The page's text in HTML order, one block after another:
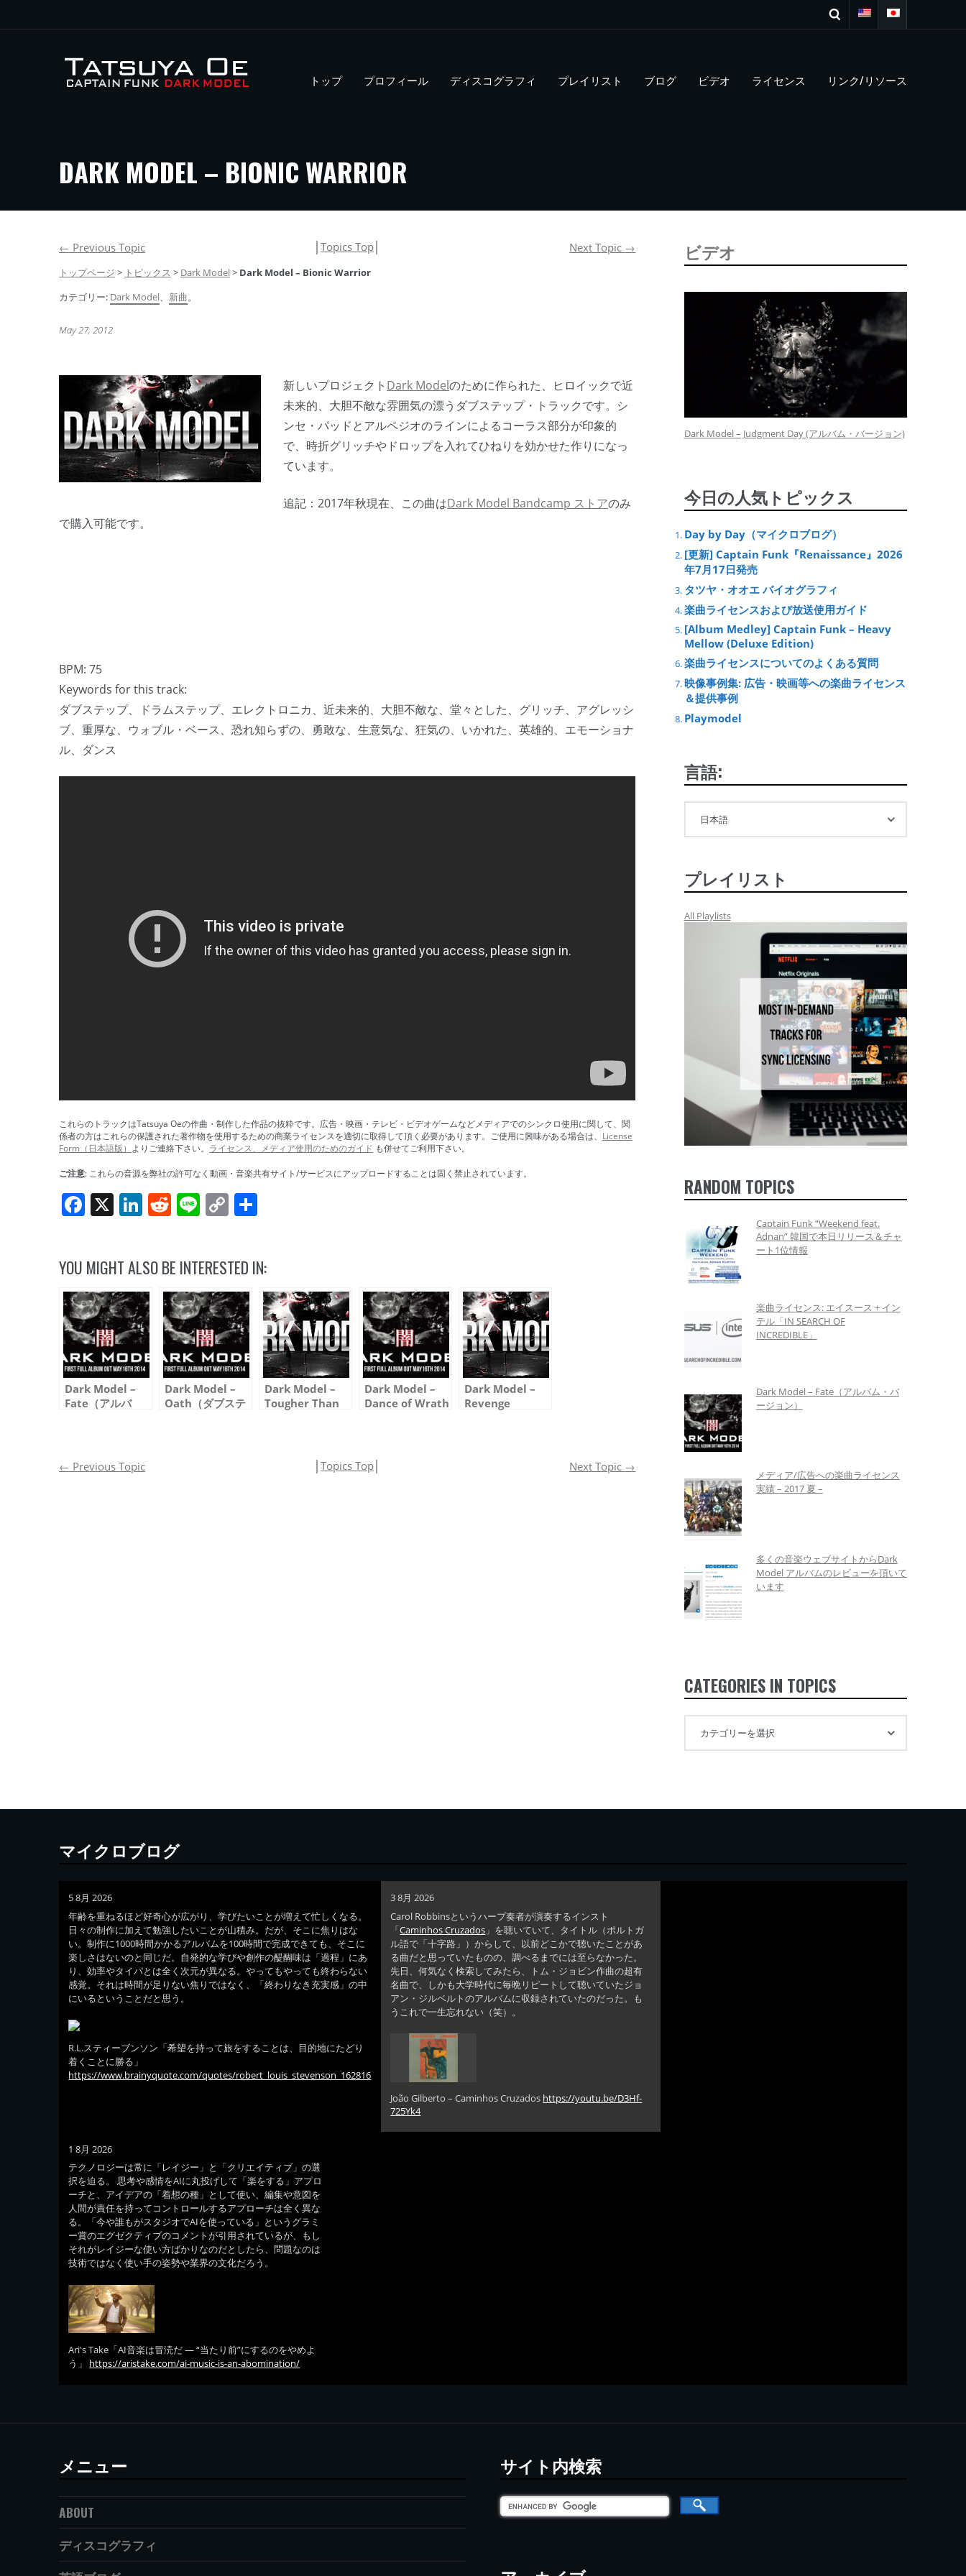
トップ プロフィール ディスコグラフィ プレイリスト ブログ ビデオ ライセンス リンク/リソース
DARK MODEL – BIONIC WARRIOR
← Previous Topic │Topics Top Next Topic →
トップページ > トピックス > Dark Model> Dark Model – Bionic Warrior
カテゴリー: Dark Model、 新曲。
May 27, 2012
新しいプロジェクト Dark Modelのために作られた、ヒロイックで近
未来的、大胆不敵な雰囲気の漂うダブステップ・トラックです。シ
ンセ・パッドとアルペジオのラインによるコーラス部分が印象的
で、時折グリッチやドロップを入れてひねりを効かせた作りになっ
ています。
追記：2017年秋現在、この曲はDark Model Bandcamp ストアのみ
で購入可能です。
BPM: 75
Keywords for this track:
ダブステップ、ドラムステップ、エレクトロニカ、近未来的、大胆不敵な、堂々とした、グリッチ、アグレッシ
ブ、重厚な、ウォブル・ベース、恐れ知らずの、勇敢な、生意気な、狂気の、いかれた、英雄的、エモーショナ
ル、ダンス
これらのトラックはTatsuya Oeの作曲・制作した作品の抜粋です。広告・映画・テレビ・ビデオゲームなどメディアでのシンクロ使用に関して、関
係者の方はこれらの保護された著作物を使用するための商業ライセンスを適切に取得して頂く必要があります。ご使用に興味がある場合は、 License
Form（日本語版） よりご連絡下さい。 ライセンス、メディア使用のためのガイド も併せてご利用下さい。
ご注意: これらの音源を弊社の許可なく動画・音楽共有サイト/サービスにアップロードすることは固く禁止されています。
Facebook
X LinkedIn
Reddit
LineCopy
YOU MIGHT ALSO BE INTERESTED IN:
Dark Model –
Fate（アルバ
Dark Model –
Oath（ダブステ
Dark Model –
Tougher Than
Dark Model –
Dance of Wrath
Dark Model –
Revenge
← Previous Topic │Topics Top Next Topic →
ビデオ
Dark Model – Judgment Day (アルバム・バージョン)
今日の人気トピックス
Day by Day（マイクロブログ）
[更新] Captain Funk『Renaissance』2026
年7月17日発売
タツヤ・オオエ バイオグラフィ
楽曲ライセンスおよび放送使用ガイド
[Album Medley] Captain Funk – Heavy
Mellow (Deluxe Edition)
楽曲ライセンスについてのよくある質問
映像事例集: 広告・映画等への楽曲ライセンス
＆提供事例
Playmodel
言語:
プレイリスト
All Playlists
RANDOM TOPICS
Captain Funk “Weekend feat.
Adnan” 韓国で本日リリース＆チャ
ート1位情報
楽曲ライセンス: エイスース + イン
テル「IN SEARCH OF
INCREDIBLE」
Dark Model – Fate（アルバム・バ
ージョン）
メディア/広告への楽曲ライセンス
実績 – 2017 夏 –
多くの音楽ウェブサイトからDark
Model アルバムのレビューを頂いて
います
CATEGORIES IN TOPICS
マイクロブログ
5 8月 2026
年齢を重ねるほど好奇心が広がり、学びたいことが増えて忙しくなる。
日々の制作に加えて勉強したいことが山積み。だが、そこに焦りはな
い。制作に1000時間かかるアルバムを100時間で完成できても、そこに
楽しさはないのと同じだ。自発的な学びや創作の醍醐味は「過程」にあ
り、効率やタイパとは全く次元が異なる。やってもやっても終わらない
感覚。それは時間が足りない焦りではなく、「終わりなき充実感」の中
にいるということだと思う。
R.L.スティーブンソン「希望を持って旅をすることは、目的地にたどり
着くことに勝る」
https://www.brainyquote.com/quotes/robert_louis_stevenson_162816
3 8月 2026
Carol Robbinsというハープ奏者が演奏するインスト
「Caminhos Cruzados 」を聴いていて、タイトル（ポルトガ
ル語で「十字路」）からして、以前どこかで聴いたことがあ
る曲だと思っていたものの、調べるまでには至らなかった。
先日、何気なく検索してみたら、トム・ジョビン作曲の超有
名曲で、しかも大学時代に毎晩リピートして聴いていたジョ
アン・ジルベルトのアルバムに収録されていたのだった。も
うこれで一生忘れない（笑）。
João Gilberto – Caminhos Cruzados https://youtu.be/D3Hf-
725Yk4
1 8月 2026
テクノロジーは常に「レイジー」と「クリエイティブ」の選
択を迫る。 思考や感情をAIに丸投げして「楽をする」アプロ
ーチと、アイデアの「着想の種」として使い、編集や意図を
人間が責任を持ってコントロールするアプローチは全く異な
る。「今や誰もがスタジオでAIを使っている」というグラミ
ー賞のエグゼクティブのコメントが引用されているが、もし
それがレイジーな使い方ばかりなのだとしたら、問題なのは
技術ではなく使い手の姿勢や業界の文化だろう。
Ari's Take「AI音楽は冒涜だ — “当たり前”にするのをやめよ
う」 https://aristake.com/ai-music-is-an-abomination/
メニュー
ABOUT
ディスコグラフィ
サイト内検索